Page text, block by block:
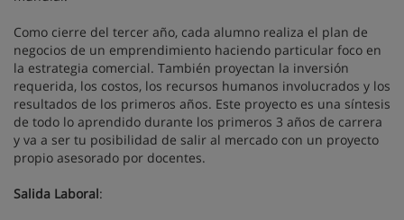
Como cierre del tercer año, cada alumno realiza el plan de
negocios de un emprendimiento haciendo particular foco en
la estrategia comercial. También proyectan la inversión
requerida, los costos, los recursos humanos involucrados y los
resultados de los primeros años. Este proyecto es una síntesis
de todo lo aprendido durante los primeros 3 años de carrera
y va a ser tu posibilidad de salir al mercado con un proyecto
propio asesorado por docentes.
Salida Laboral: